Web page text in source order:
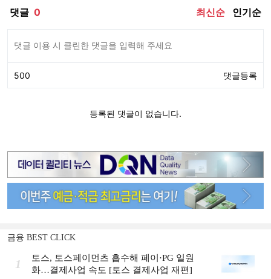
금융 BEST CLICK
1
토스, 토스페이먼츠 흡수해 페이·PG 일원
화…결제사업 속도 [토스 결제사업 재편]